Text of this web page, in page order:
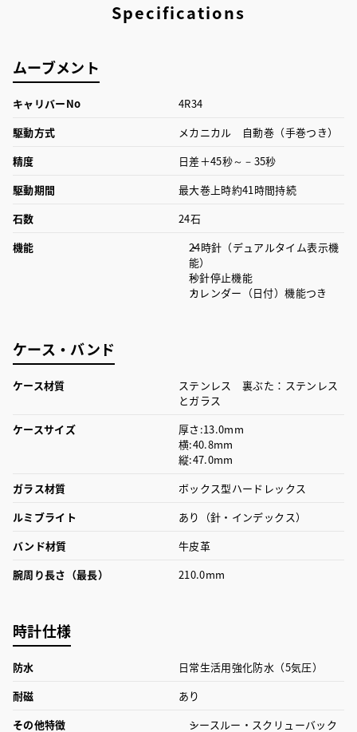
Specifications
ムーブメント
キャリバーNo
4R34
駆動方式
メカニカル 自動巻（手巻つき）
精度
日差＋45秒～－35秒
駆動期間
最大巻上時約41時間持続
石数
24石
機能
24時針（デュアルタイム表示機
能）
秒針停止機能
カレンダー（日付）機能つき
ケース・バンド
ケース材質
ステンレス 裏ぶた：ステンレス
とガラス
ケースサイズ
厚さ:13.0mm
横:40.8mm
縦:47.0mm
ガラス材質
ボックス型ハードレックス
ルミブライト
あり（針・インデックス）
バンド材質
牛皮革
腕周り長さ（最長）
210.0mm
時計仕様
防水
日常生活用強化防水（5気圧）
耐磁
あり
その他特徴
シースルー・スクリューバック